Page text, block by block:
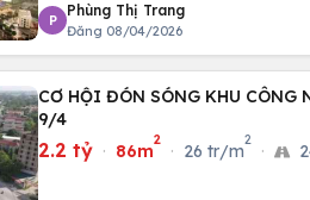
P
Phùng Thị Trang
Đăng 08/04/2026
CƠ HỘI ĐÓN SÓNG KHU CÔNG NGHIỆP PHÚC YÊN 149HA – KHỞI CÔNG
9/4
2.2 tỷ · 86m
2
· 26 tr/m
2
·